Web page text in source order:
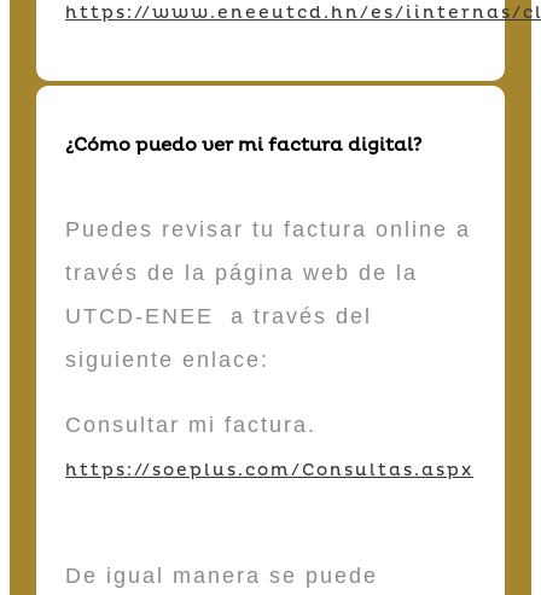
https://www.eneeutcd.hn/es/iinternas/
¿Cómo puedo ver mi factura digital?
Puedes revisar tu factura online a
través de la página web de la
UTCD-ENEE a través del
siguiente enlace:
Consultar mi factura.
https://soeplus.com/Consultas.aspx
De igual manera se puede